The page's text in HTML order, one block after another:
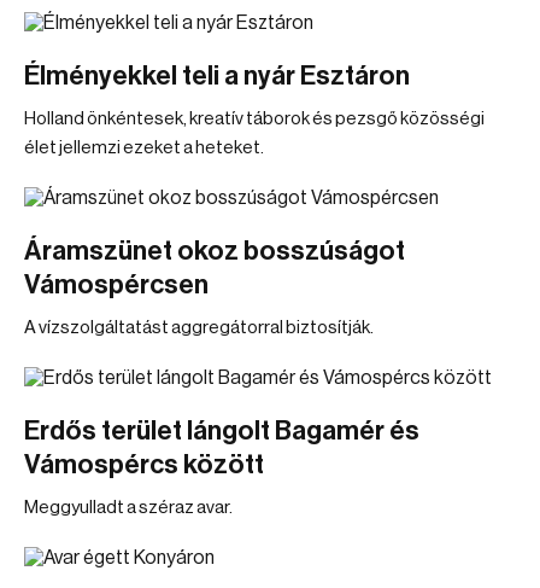
Élményekkel teli a nyár Esztáron
Holland önkéntesek, kreatív táborok és pezsgő közösségi
élet jellemzi ezeket a heteket.
Áramszünet okoz bosszúságot
Vámospércsen
A vízszolgáltatást aggregátorral biztosítják.
Erdős terület lángolt Bagamér és
Vámospércs között
Meggyulladt a széraz avar.